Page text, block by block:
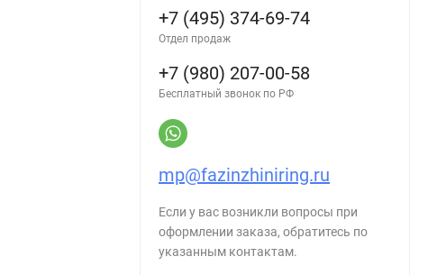
+7 (495) 374-69-74
Отдел продаж
+7 (980) 207-00-58
Бесплатный звонок по РФ
mp@fazinzhiniring.ru
Если у вас возникли вопросы при
оформлении заказа, обратитесь по
указанным контактам.